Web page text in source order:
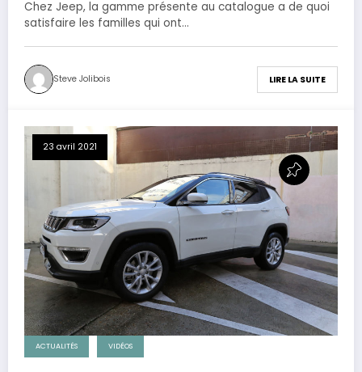
Chez Jeep, la gamme présente au catalogue a de quoi
satisfaire les familles qui ont…
Steve Jolibois LIRE LA SUITE
23 avril 2021
ACTUALITÉS VIDÉOS